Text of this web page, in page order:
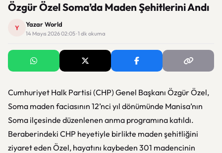
Özgür Özel Soma’da Maden Şehitlerini Andı
Y Yazar World
14 Mayıs 2026 02:05 · 1 dk okuma
Cumhuriyet Halk Partisi (CHP) Genel Başkanı Özgür Özel,
Soma maden faciasının 12’nci yıl dönümünde Manisa’nın
Soma ilçesinde düzenlenen anma programına katıldı.
Beraberindeki CHP heyetiyle birlikte maden şehitliğini
ziyaret eden Özel, hayatını kaybeden 301 madencinin